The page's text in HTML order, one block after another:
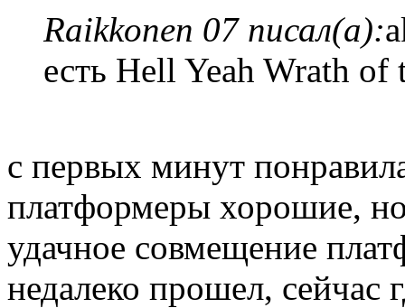
Raikkonen 07 писал(а):
есть Hell Yeah Wrath of
с первых минут
платформеры хорошие,
удачное совмещение
недалеко прошел, сейчас